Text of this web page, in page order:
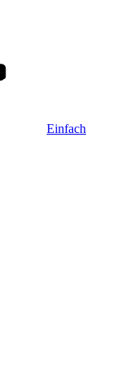
Einfach